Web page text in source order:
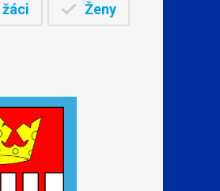
žáci Ženy